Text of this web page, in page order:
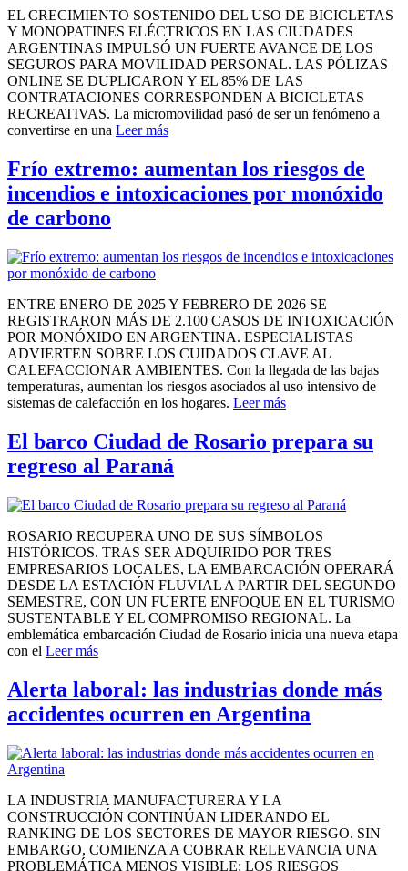
EL CRECIMIENTO SOSTENIDO DEL USO DE BICICLETAS
Y MONOPATINES ELÉCTRICOS EN LAS CIUDADES
ARGENTINAS IMPULSÓ UN FUERTE AVANCE DE LOS
SEGUROS PARA MOVILIDAD PERSONAL. LAS PÓLIZAS
ONLINE SE DUPLICARON Y EL 85% DE LAS
CONTRATACIONES CORRESPONDEN A BICICLETAS
RECREATIVAS. La micromovilidad pasó de ser un fenómeno a
convertirse en una Leer más
Frío extremo: aumentan los riesgos de
incendios e intoxicaciones por monóxido
de carbono
ENTRE ENERO DE 2025 Y FEBRERO DE 2026 SE
REGISTRARON MÁS DE 2.100 CASOS DE INTOXICACIÓN
POR MONÓXIDO EN ARGENTINA. ESPECIALISTAS
ADVIERTEN SOBRE LOS CUIDADOS CLAVE AL
CALEFACCIONAR AMBIENTES. Con la llegada de las bajas
temperaturas, aumentan los riesgos asociados al uso intensivo de
sistemas de calefacción en los hogares. Leer más
El barco Ciudad de Rosario prepara su
regreso al Paraná
ROSARIO RECUPERA UNO DE SUS SÍMBOLOS
HISTÓRICOS. TRAS SER ADQUIRIDO POR TRES
EMPRESARIOS LOCALES, LA EMBARCACIÓN OPERARÁ
DESDE LA ESTACIÓN FLUVIAL A PARTIR DEL SEGUNDO
SEMESTRE, CON UN FUERTE ENFOQUE EN EL TURISMO
SUSTENTABLE Y EL COMPROMISO REGIONAL. La
emblemática embarcación Ciudad de Rosario inicia una nueva etapa
con el Leer más
Alerta laboral: las industrias donde más
accidentes ocurren en Argentina
LA INDUSTRIA MANUFACTURERA Y LA
CONSTRUCCIÓN CONTINÚAN LIDERANDO EL
RANKING DE LOS SECTORES DE MAYOR RIESGO. SIN
EMBARGO, COMIENZA A COBRAR RELEVANCIA UNA
PROBLEMÁTICA MENOS VISIBLE: LOS RIESGOS